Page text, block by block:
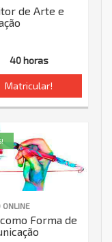
de Arte e
40 horas
Matricular!
ONLINE
Forma de